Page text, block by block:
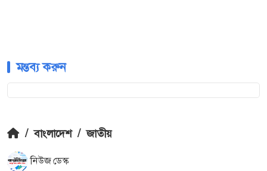
মন্তব্য করুন
/ বাংলাদেশ / জাতীয়
নিউজ ডেস্ক